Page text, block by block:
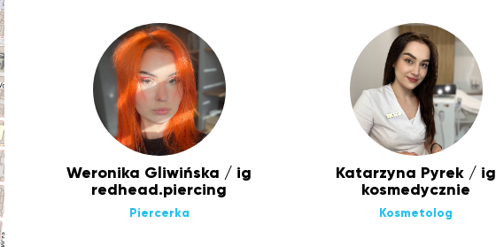
Weronika Gliwińska / ig
redhead.piercing
Piercerka
Katarzyna Pyrek / ig
kosmedycznie
Kosmetolog